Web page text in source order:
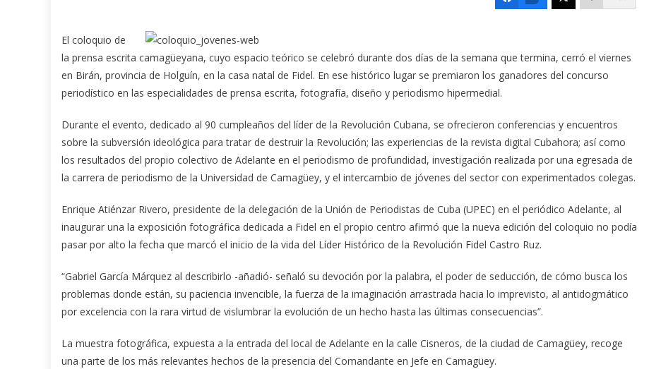
El coloquio de
la prensa escrita camagüeyana, cuyo espacio teórico se celebró durante dos días de la semana que termina, cerró el viernes
en Birán, provincia de Holguín, en la casa natal de Fidel. En ese histórico lugar se premiaron los ganadores del concurso
periodístico en las especialidades de prensa escrita, fotografía, diseño y periodismo hipermedial.
Durante el evento, dedicado al 90 cumpleaños del líder de la Revolución Cubana, se ofrecieron conferencias y encuentros
sobre la subversión ideológica para tratar de destruir la Revolución; las experiencias de la revista digital Cubahora; así como
los resultados del propio colectivo de Adelante en el periodismo de profundidad, investigación realizada por una egresada de
la carrera de periodismo de la Universidad de Camagüey, y el intercambio de jóvenes del sector con experimentados colegas.
Enrique Atiénzar Rivero, presidente de la delegación de la Unión de Periodistas de Cuba (UPEC) en el periódico Adelante, al
inaugurar una la exposición fotográfica dedicada a Fidel en el propio centro afirmó que la nueva edición del coloquio no podía
pasar por alto la fecha que marcó el inicio de la vida del Líder Histórico de la Revolución Fidel Castro Ruz.
“Gabriel García Márquez al describirlo -añadió- señaló su devoción por la palabra, el poder de seducción, de cómo busca los
problemas donde están, su paciencia invencible, la fuerza de la imaginación arrastrada hacia lo imprevisto, al antidogmático
por excelencia con la rara virtud de vislumbrar la evolución de un hecho hasta las últimas consecuencias”.
La muestra fotográfica, expuesta a la entrada del local de Adelante en la calle Cisneros, de la ciudad de Camagüey, recoge
una parte de los más relevantes hechos de la presencia del Comandante en Jefe en Camagüey.